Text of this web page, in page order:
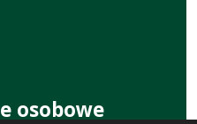
osobowe